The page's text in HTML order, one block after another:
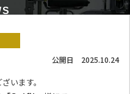
公開日 2025.10.24
います。